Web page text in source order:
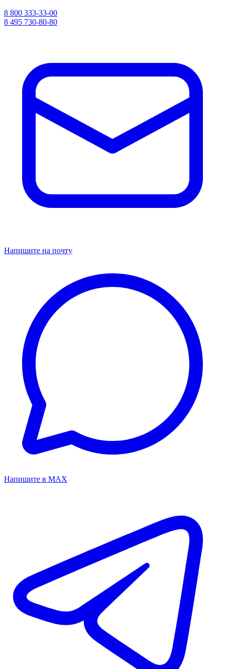
8 800 333-33-00
8 495 730-80-80
Напишите на почту
Напишите в MAX